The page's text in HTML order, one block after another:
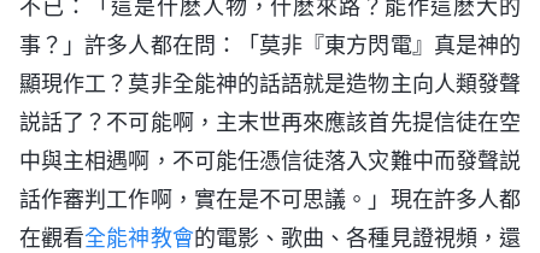
不已：「這是什麽人物，什麽來路？能作這麽大的
事？」許多人都在問：「莫非『東方閃電』真是神的
顯現作工？莫非全能神的話語就是造物主向人類發聲
説話了？不可能啊，主末世再來應該首先提信徒在空
中與主相遇啊，不可能任憑信徒落入灾難中而發聲説
話作審判工作啊，實在是不可思議。」現在許多人都
在觀看全能神教會的電影、歌曲、各種見證視頻，還